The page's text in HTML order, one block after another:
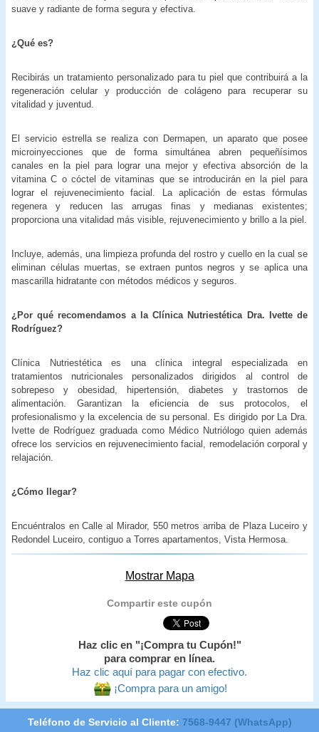
suave y radiante de forma segura y efectiva.
¿Qué es?
Recibirás un tratamiento personalizado para tu piel que contribuirá a la
regeneración celular y producción de colágeno para recuperar su
vitalidad y juventud.
El servicio estrella se realiza con Dermapen, un aparato que posee
microinyecciones que de forma simultánea abren pequeñísimos
canales en la piel para lograr una mejor y efectiva absorción de la
vitamina C o cóctel de vitaminas que se introducirán en la piel para
lograr el rejuvenecimiento facial. La aplicación de estas fórmulas
regenera y reducen las arrugas finas y medianas existentes;
proporciona una vitalidad más visible, rejuvenecimiento y brillo a la piel.
Incluye, además, una limpieza profunda del rostro y cuello en la cual se
eliminan células muertas, se extraen puntos negros y se aplica una
mascarilla hidratante con métodos médicos y seguros.
¿Por qué recomendamos a la Clínica Nutriestética Dra. Ivette de
Rodríguez?
Clínica Nutriestética es una clínica integral especializada en
tratamientos nutricionales personalizados dirigidos al control de
sobrepeso y obesidad, hipertensión, diabetes y trastornos de
alimentación. Garantizan la eficiencia de sus protocolos, el
profesionalismo y la excelencia de su personal. Es dirigido por La Dra.
Ivette de Rodríguez graduada como Médico Nutriólogo quien además
ofrece los servicios en rejuvenecimiento facial, remodelación corporal y
relajación.
¿Cómo llegar?
Encuéntralos en Calle al Mirador, 550 metros arriba de Plaza Luceiro y
Redondel Luceiro, contiguo a Torres apartamentos, Vista Hermosa.
Mostrar Mapa
Compartir este cupón
Haz clic en "¡Compra tu Cupón!"
para comprar en línea.
Haz clic aquí para pagar con efectivo.
¡Compra para un amigo!
Teléfono de Servicio al Cliente: 7568-9447 (WhatsApp)